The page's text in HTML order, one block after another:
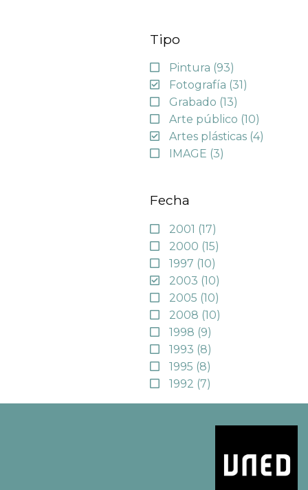
Tipo
Pintura (93)
Fotografía (31)
Grabado (13)
Arte público (10)
Artes plásticas (4)
IMAGE (3)
Fecha
2001 (17)
2000 (15)
1997 (10)
2003 (10)
2005 (10)
2008 (10)
1998 (9)
1993 (8)
1995 (8)
1992 (7)